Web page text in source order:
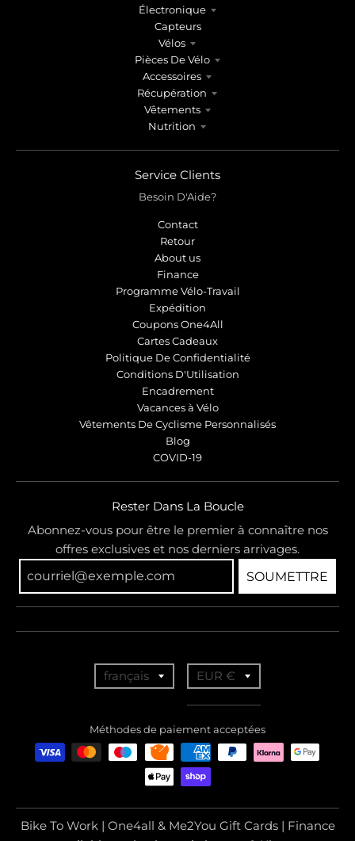
Électronique
Capteurs
Vélos
Pièces De Vélo
Accessoires
Récupération
Vêtements
Nutrition
Service Clients
Besoin D'Aide?
Contact
Retour
About us
Finance
Programme Vélo-Travail
Expédition
Coupons One4All
Cartes Cadeaux
Politique De Confidentialité
Conditions D'Utilisation
Encadrement
Vacances à Vélo
Vêtements De Cyclisme Personnalisés
Blog
COVID-19
Rester Dans La Boucle
Abonnez-vous pour être le premier à connaître nos
offres exclusives et nos derniers arrivages.
SOUMETTRE
a
n
a
français
n
s
l
a
EUR €
Méthodes de paiement acceptées
Bike To Work | One4all & Me2You Gift Cards | Finance